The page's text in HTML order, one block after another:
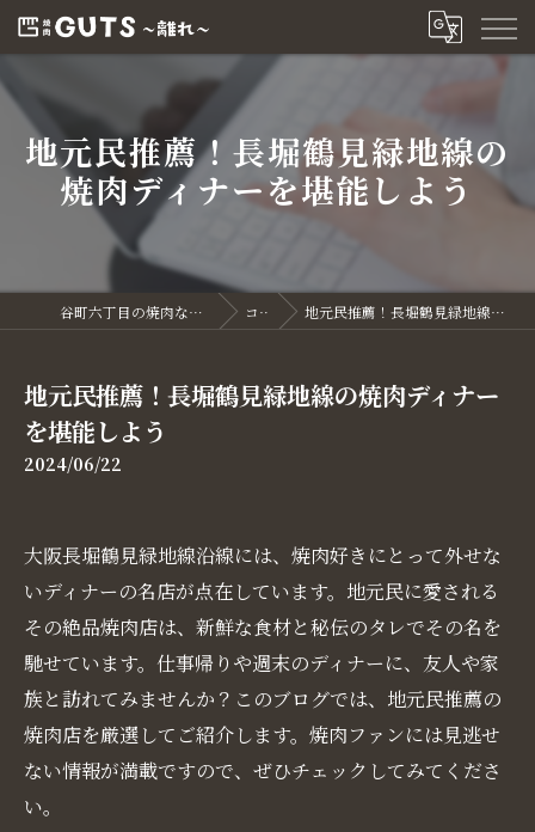
地元民推薦！長堀鶴見緑地線の
焼肉ディナーを堪能しよう
谷町六丁目の焼肉なら焼肉GUTS～離れ～ コラム 地元民推薦！長堀鶴見緑地線の焼肉ディナーを堪能しよう
地元民推薦！長堀鶴見緑地線の焼肉ディナー
を堪能しよう
2024/06/22
大阪長堀鶴見緑地線沿線には、焼肉好きにとって外せな
いディナーの名店が点在しています。地元民に愛される
その絶品焼肉店は、新鮮な食材と秘伝のタレでその名を
馳せています。仕事帰りや週末のディナーに、友人や家
族と訪れてみませんか？このブログでは、地元民推薦の
焼肉店を厳選してご紹介します。焼肉ファンには見逃せ
ない情報が満載ですので、ぜひチェックしてみてくださ
い。